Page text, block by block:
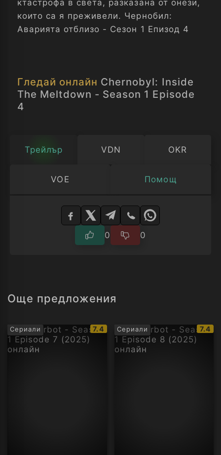
ктастрофа в света, разказана от онези,
които са я преживели. Чернобил:
Аварията отблизо - Сезон 1 Епизод 4
Гледай онлайн Chernobyl: Inside
The Meltdown - Season 1 Episode
4
Трейлър VDN OKR
VOE Помощ
Изберете
0 0
Още предложения
Сериали
IMDb
рейтинг:
7.4 Сериали
IMDb
7.4